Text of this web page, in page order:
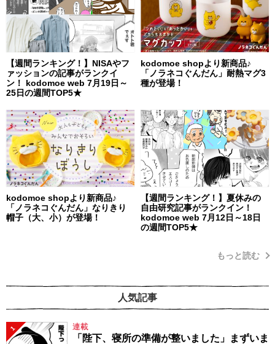
【週間ランキング！】NISAやフ
ァッションの記事がランクイ
ン！ kodomoe web 7月19日～
25日の週間TOP5★
kodomoe shopより新商品♪
「ノラネコぐんだん」耐熱マグ3
種が登場！
kodomoe shopより新商品♪
「ノラネコぐんだん」なりきり
帽子（大、小）が登場！
【週間ランキング！】夏休みの
自由研究記事がランクイン！
kodomoe web 7月12日～18日
の週間TOP5★
もっと読む
人気記事
1 連載
「陛下、寝所の準備が整いました」まずいま